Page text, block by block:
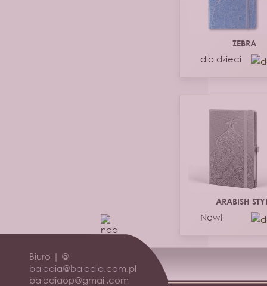
ZEBRA
dla dzieci
ARABISH
New!
Biuro | @
baledia@baledia.com.pl
balediaop@gmail.com